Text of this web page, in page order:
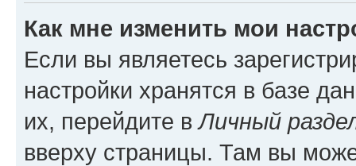
Как мне изменить мои
Если вы являетесь
настройки хранятся в базе
их, перейдите вЛичный
вверху страницы. Там вы